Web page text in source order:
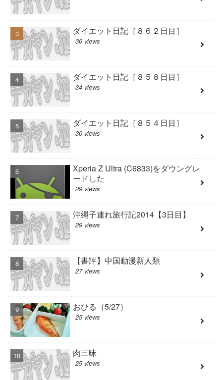
ダイエット日記［８６２日目］
36 views
ダイエット日記［８５８日目］
34 views
ダイエット日記［８５４日目］
30 views
Xperia Z Ultra (C6833)をダウングレ
ードした
29 views
沖縄子連れ旅行記2014【3日目】
29 views
【書評】中国動漫新人類
27 views
おひる（5/27）
25 views
肉三昧
25 views